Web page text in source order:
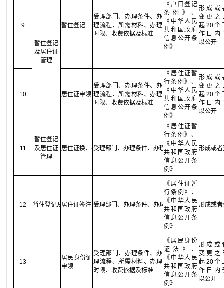
9
暂住登记
及居住证
管理
暂住登记
受理部门、办理条件、办
理流程、所需材料、办理
时限、收费依据及标准
《户口登记
条例》、
《中华人民
共和国政府
信息公开条
例》
形成或
变更之
起20个
作日内
以公开
10 居住证申领
受理部门、办理条件、办
理流程、所需材料、办理
时限、收费依据及标准
《居住证暂
行条例》、
《中华人民
共和国政府
信息公开条
例》
形成或
变更之
起20个
作日内
以公开
11
暂住登记
及居住证
管理
居住证换、补领受理部门、办理条件、办理流程、所需材料、办
《居住证暂
行条例》、
《中华人民
共和国政府
信息公开条
例》
形成或
12 暂住登记及居住证管理
居住证签注 受理部门、办理条件、办理流程、所需材料、办
《居住证暂
行条例》、
《中华人民
共和国政府
信息公开条
例》
形成或
13
居民身份证
申领
受理部门、办理条件、办
理流程、所需材料、办理
时限、收费依据及标准
《居民身份
证法》、
《中华人民
共和国政府
信息公开条
例》
形成或
变更之
起20个
作日内
以公开